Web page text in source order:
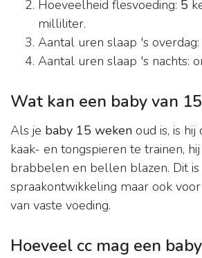
Hoeveelheid flesvoeding: 5
milliliter.
Aantal uren slaap 's
Aantal uren slaap 's nachts:
Wat kan een baby van
Als je baby 15 weken oud is, is
kaak- en tongspieren te trainen,
brabbelen en bellen blazen. Dit
spraakontwikkeling maar ook
van vaste voeding.
Hoeveel cc mag een